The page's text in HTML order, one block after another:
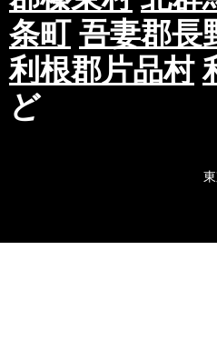
条町 吾妻郡長
利根郡片品村
ど